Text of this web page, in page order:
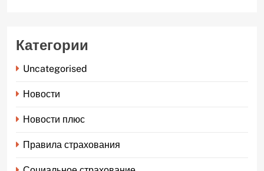
Категории
Uncategorised
Новости
Новости плюс
Правила страхования